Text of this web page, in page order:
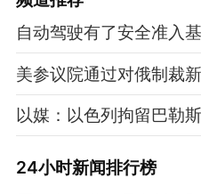
自动驾驶有了安全准入
美参议院通过对俄制裁
以媒：以色列拘留巴勒
24小时新闻排行榜